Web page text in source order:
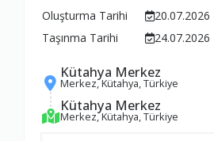
Oluşturma Tarihi
20.07.2026
Taşınma Tarihi
24.07.2026
Kütahya Merkez
Merkez, Kütahya, Türkiye
Kütahya Merkez
Merkez, Kütahya, Türkiye